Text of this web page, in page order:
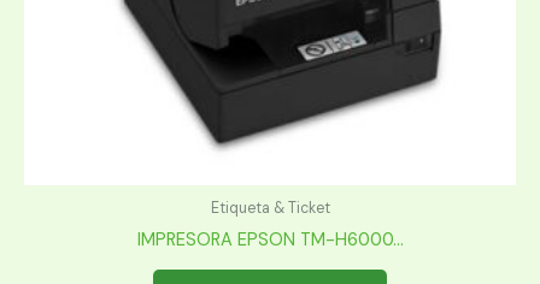
Etiqueta & Ticket
IMPRESORA EPSON TM-H6000...